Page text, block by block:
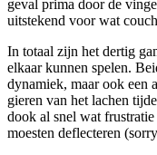
geval prima door de
uitstekend voor wat
In totaal zijn het dertig
elkaar kunnen spelen.
dynamiek, maar ook een
gieren van het lachen
dook al snel wat
moesten deflecteren